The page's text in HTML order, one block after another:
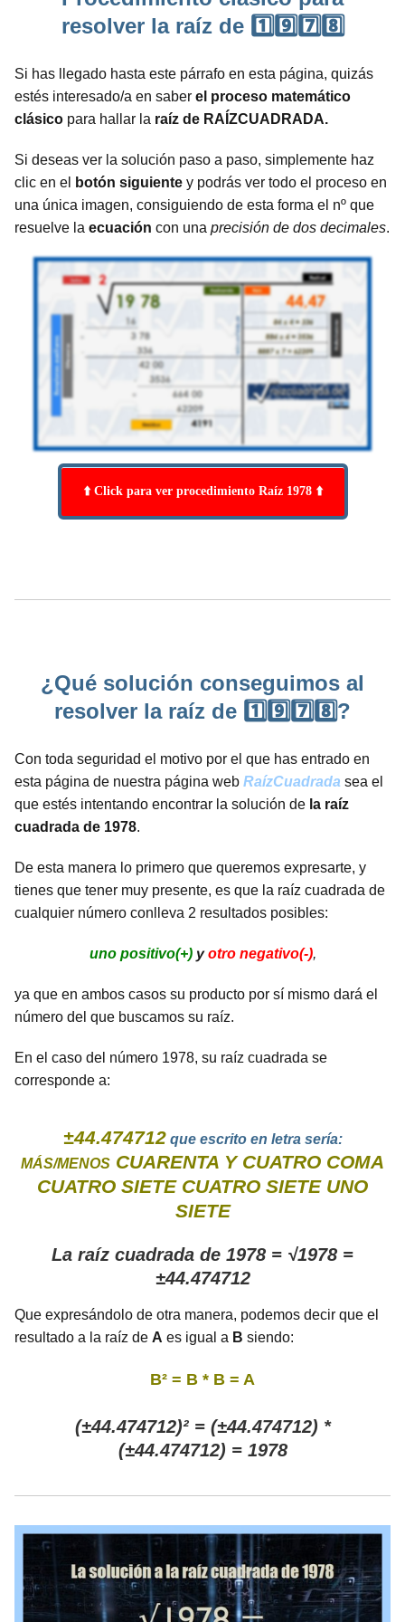
resolver la raíz de 1️⃣9️⃣7️⃣8️⃣
Si has llegado hasta este párrafo en esta página, quizás
estés interesado/a en saber el proceso matemático
clásico para hallar la raíz de RAÍZCUADRADA.
Si deseas ver la solución paso a paso, simplemente haz
clic en el
botón siguiente y podrás ver todo el proceso en
una única imagen, consiguiendo de esta forma el nº que
resuelve la ecuación con una precisión de dos decimales.
⬆️ Click para ver procedimiento Raíz 1978 ⬆️
¿Qué solución conseguimos al
resolver la raíz de 1️⃣9️⃣7️⃣8️⃣?
Con toda seguridad el motivo por el que has entrado en
esta página de nuestra página web RaízCuadrada sea el
que estés intentando encontrar la solución de la raíz
cuadrada de 1978.
De esta manera lo primero que queremos expresarte, y
tienes que tener muy presente, es que la raíz cuadrada de
cualquier número conlleva 2 resultados posibles:
uno positivo(+)yotro negativo(-),
ya que en ambos casos su producto por sí mismo dará el
número del que buscamos su raíz.
En el caso del número 1978, su raíz cuadrada se
corresponde a:
±44.474712que escrito en letra sería:
MÁS/MENOS CUARENTA Y CUATRO COMA
CUATRO SIETE CUATRO SIETE UNO
SIETE
La raíz cuadrada de 1978 = √1978 =
±44.474712
Que expresándolo de otra manera, podemos decir que el
resultado a la raíz de A es igual a B siendo:
B² = B * B = A
(±44.474712)² = (±44.474712) *
(±44.474712) = 1978